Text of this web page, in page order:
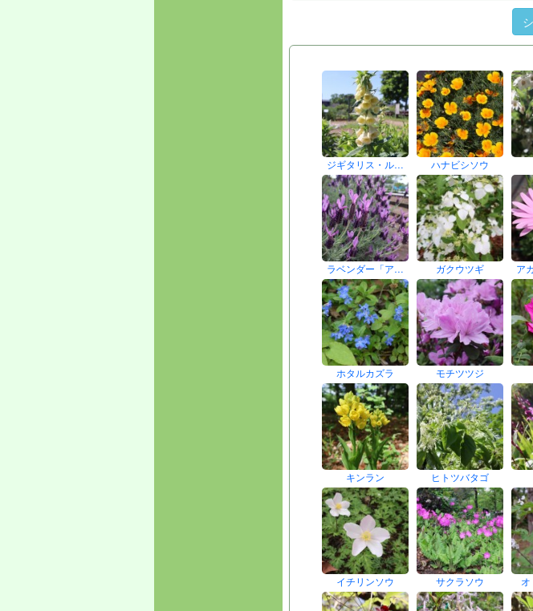
ジギタリス・ル… ハナビシソウ
ラベンダー「ア… ガクウツギ ア
ホタルカズラ モチツツジ
キンラン ヒトツバタゴ
イチリンソウ サクラソウ